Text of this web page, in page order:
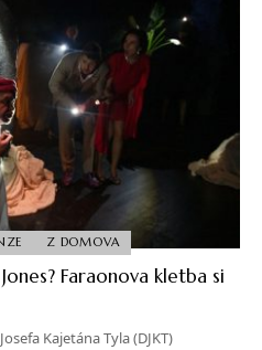
Z DOMOVA
Faraonova kletba si
Kajetána Tyla (DJKT)